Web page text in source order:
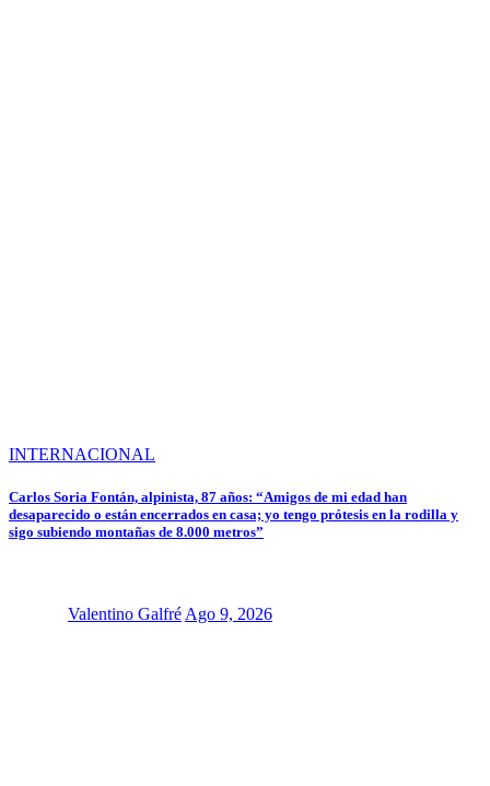
INTERNACIONAL
Carlos Soria Fontán, alpinista, 87 años: “Amigos de mi edad han
desaparecido o están encerrados en casa; yo tengo prótesis en la rodilla y
sigo subiendo montañas de 8.000 metros”
Valentino Galfré Ago 9, 2026